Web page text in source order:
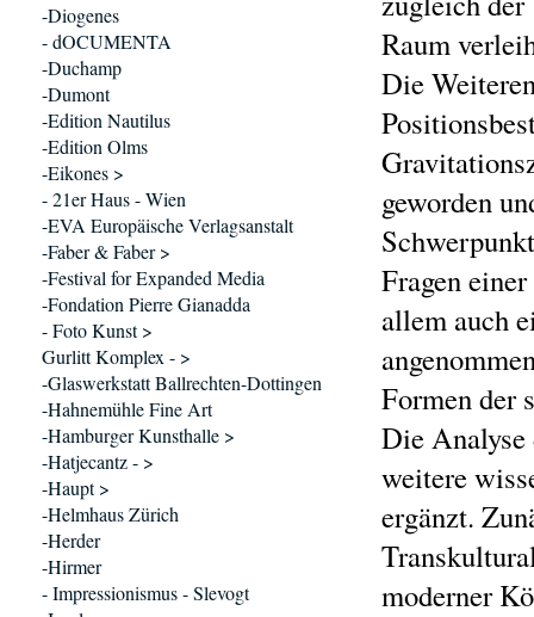
Raum
Die
geworden
Fragen
allem auch
Formen der
Die
weitere
ergänzt.
moderner
-Diogenes
- dOCUMENTA
-Duchamp
-Dumont
-Edition Nautilus
-Edition Olms
-Eikones >
- 21er Haus - Wien
-EVA Europäische Verlagsanstalt
-Faber & Faber >
-Festival for Expanded Media
-Fondation Pierre Gianadda
- Foto Kunst >
Gurlitt Komplex - >
-Glaswerkstatt Ballrechten-Dottingen
-Hahnemühle Fine Art
-Hamburger Kunsthalle >
-Hatjecantz - >
-Haupt >
-Helmhaus Zürich
-Herder
-Hirmer
- Impressionismus - Slevogt